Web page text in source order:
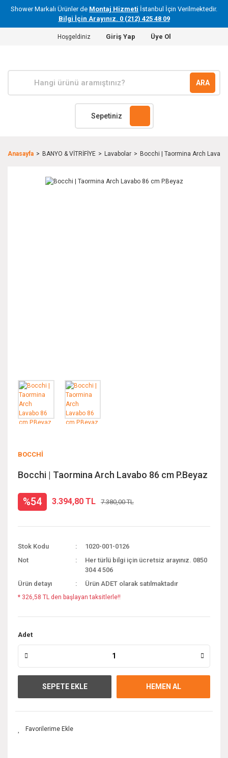
Shower Markalı Ürünler de Montaj Hizmeti İstanbul İçin Verilmektedir.
Bilgi İçin Arayınız. 0 (212) 425 48 09
Hoşgeldiniz Giriş Yap Üye Ol
ARA
Sepetiniz
Anasayfa BANYO & VİTRİFİYE Lavabolar Bocchi | Taormina Arch
BOCCHI
Bocchi | Taormina Arch Lavabo 86 cm P.Beyaz
%54 3.394,80 TL 7.380,00 TL
Stok Kodu
1020-001-0126
Not
Her türlü bilgi için ücretsiz arayınız. 0850
304 4 506
Ürün detayı
Ürün ADET olarak satılmaktadır
* 326,58 TL den başlayan taksitlerle!!
Adet
SEPETE EKLE HEMEN AL